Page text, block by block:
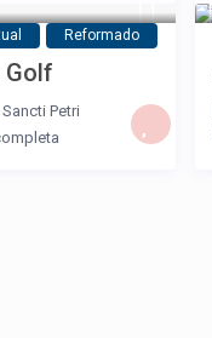
Reformado
Golf
Petri